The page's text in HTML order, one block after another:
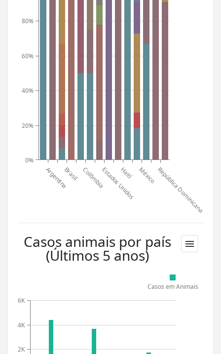
ArgentinaBrasil ColômbiaEstados Unidos
Haití México República Dominicana
0%
20%
40%
60%
80%
Casos animais por país
(Últimos 5 anos)
2K
4K
6K
Casos em Animais